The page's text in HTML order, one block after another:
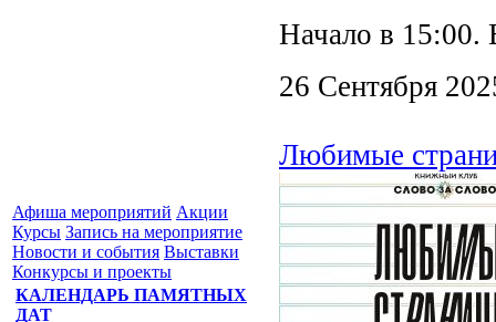
Афиша мероприятий Акции
Курсы Запись на мероприятие
Новости и события Выставки
Конкурсы и проекты
КАЛЕНДАРЬ ПАМЯТНЫХ
ДАТ
Начало в 15:00.
26 Сентября
Любимые